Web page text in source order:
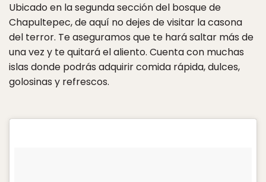
Ubicado en la segunda sección del bosque de
Chapultepec, de aquí no dejes de visitar la casona
del terror. Te aseguramos que te hará saltar más de
una vez y te quitará el aliento. Cuenta con muchas
islas donde podrás adquirir comida rápida, dulces,
golosinas y refrescos.